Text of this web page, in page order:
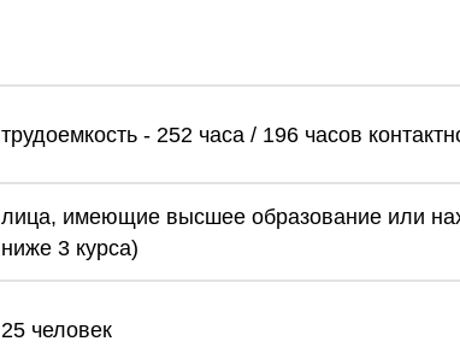
трудоемкость - 252 часа / 196 часов
лица, имеющие высшее образование или
ниже 3 курса)
25 человек